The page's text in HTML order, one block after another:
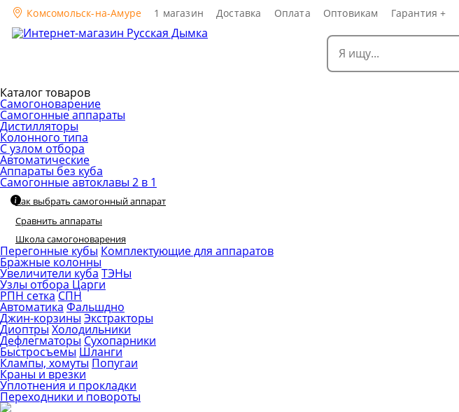
Комсомольск-на-Амуре 1 магазин Доставка Оплата Оптовикам Гарантия +
Каталог товаров
Самогоноварение
Самогонные аппараты
Дистилляторы
Колонного типа
С узлом отбора
Автоматические
Аппараты без куба
Самогонные автоклавы 2 в 1
Как выбрать самогонный аппарат
Сравнить аппараты
Школа самогоноварения
Перегонные кубы Комплектующие для аппаратов
Бражные колонны
Увеличители куба ТЭНы
Узлы отбора Царги
РПН сетка СПН
Автоматика Фальшдно
Джин-корзины Экстракторы
Диоптры Холодильники
Дефлегматоры Сухопарники
Быстросъемы Шланги
Клампы, хомуты Попугаи
Краны и врезки
Уплотнения и прокладки
Переходники и повороты